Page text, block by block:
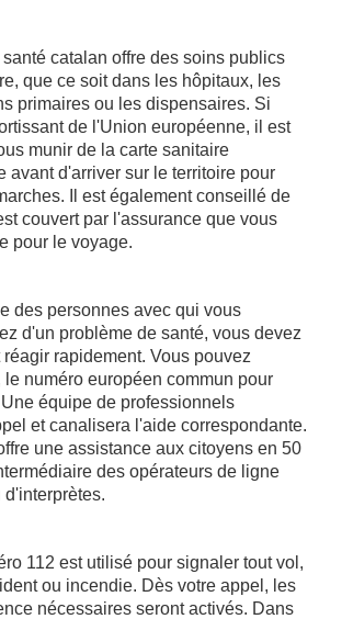
santé catalan offre des soins publics
que ce soit dans les hôpitaux, les
primaires ou les dispensaires. Si
de l'Union européenne, il est
munir de la carte sanitaire
avant d'arriver sur le territoire pour
Il est également conseillé de
couvert par l'assurance que vous
pour le voyage.
des personnes avec qui vous
d'un problème de santé, vous devez
réagir rapidement. Vous pouvez
le numéro européen commun pour
équipe de professionnels
et canalisera l'aide correspondante.
une assistance aux citoyens en 50
des opérateurs de ligne
112 est utilisé pour signaler tout vol,
ou incendie. Dès votre appel, les
nécessaires seront activés. Dans